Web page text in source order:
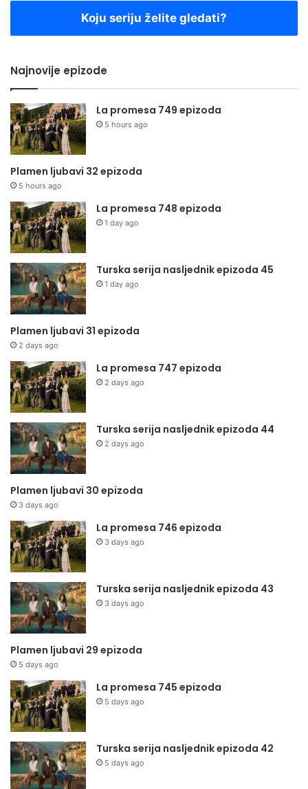
Koju seriju želite gledati?
Najnovije epizode
La promesa 749 epizoda
5 hours ago
Plamen ljubavi 32 epizoda
5 hours ago
La promesa 748 epizoda
1 day ago
Turska serija nasljednik epizoda 45
1 day ago
Plamen ljubavi 31 epizoda
2 days ago
La promesa 747 epizoda
2 days ago
Turska serija nasljednik epizoda 44
2 days ago
Plamen ljubavi 30 epizoda
3 days ago
La promesa 746 epizoda
3 days ago
Turska serija nasljednik epizoda 43
3 days ago
Plamen ljubavi 29 epizoda
5 days ago
La promesa 745 epizoda
5 days ago
Turska serija nasljednik epizoda 42
5 days ago